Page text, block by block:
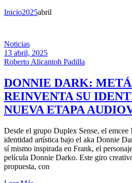
Inicio2025abril
Noticias
13 abril, 2025
Roberto Alicantoh Padilla
DONNIE DARK:
REINVENTA SU
NUEVA ETAPA
Desde el grupo Duplex Sense, el emcee
identidad artística bajo el aka Donnie
sí mismo inspirada en Frank, el
película Donnie Darko. Este giro
propuesta, con